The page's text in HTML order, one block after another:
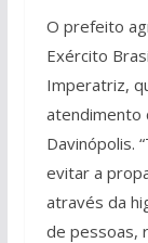
O prefeito
Exército
Imperatriz,
atendimento
Davinópolis.
evitar a
através da
de pessoas,